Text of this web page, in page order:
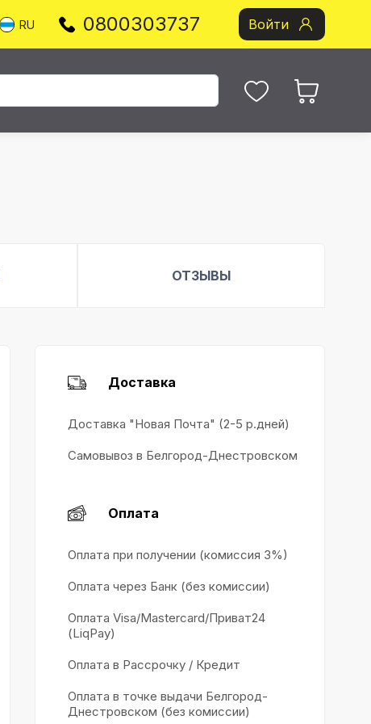
RU 0800303737 Войти
ОТЗЫВЫ
Доставка
Доставка "Новая Почта" (2-5 р.дней)
Самовывоз в Белгород-Днестровском
Оплата
Оплата при получении (комиссия 3%)
Оплата через Банк (без комиссии)
Оплата Visa/Mastercard/Приват24
(LiqPay)
Оплата в Рассрочку / Кредит
Оплата в точке выдачи Белгород-
Днестровском (без комиссии)